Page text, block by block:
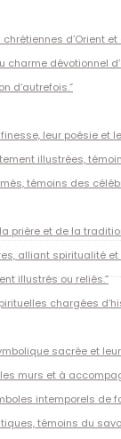
d’Orient et
dévotionnel
d’autrefois.”
leur poésie et
illustrées,
témoins des
prière et de la
alliant spiritualité et
illustrés ou reliés.”
chargées
sacrée et
murs et à
intemporels de
témoins du